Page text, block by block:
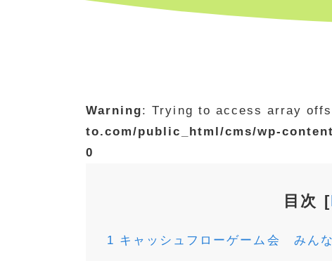
Warning: Trying to access array
to.com/public_html/cms/wp-
0
目次 [
1 キャッシュフローゲーム会 みん